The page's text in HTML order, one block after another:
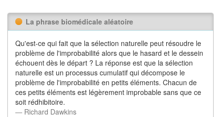
La phrase biomédicale aléatoire
Qu'est-ce qui fait que la sélection naturelle peut résoudre le
problème de l'improbabilité alors que le hasard et le dessein
échouent dès le départ ? La réponse est que la sélection
naturelle est un processus cumulatif qui décompose le
problème de l'improbabilité en petits éléments. Chacun de
ces petits éléments est légèrement improbable sans que ce
soit rédhibitoire.
― Richard Dawkins